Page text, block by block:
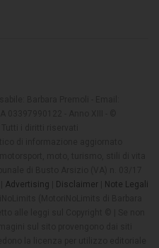
Advertising Disclaimer
Note Legali